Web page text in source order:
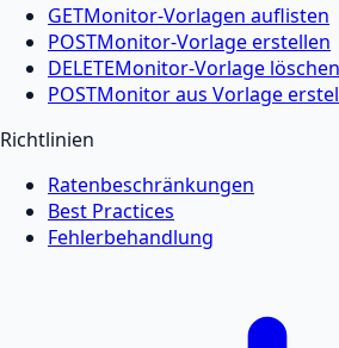
GETMonitor-Vorlagen auflisten
POSTMonitor-Vorlage erstellen
DELETEMonitor-Vorlage löschen
POSTMonitor aus Vorlage
Richtlinien
Ratenbeschränkungen
Best Practices
Fehlerbehandlung